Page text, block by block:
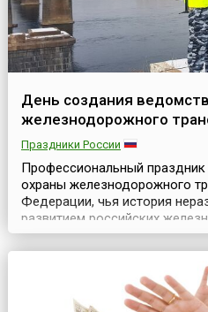
День создания
железнодорожного
Праздники России
Профессиональный
охраны железнодорожного
Федерации, чья история
развитием российских
ежегодно 9 декабря.Именно
инициативе Ф.Э.
Совета Труда и Обороны «Об
складов, пакгаузов и
железнодо...